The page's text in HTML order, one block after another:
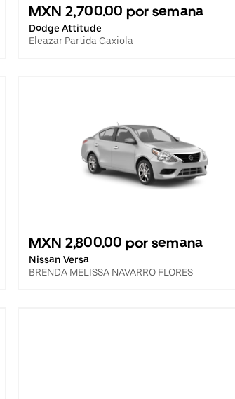
MXN 2,700.00 por semana
Dodge Attitude
Eleazar Partida Gaxiola
MXN 2,800.00 por semana
Nissan Versa
BRENDA MELISSA NAVARRO FLORES